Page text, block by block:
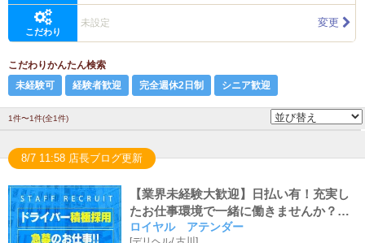
こだわり
未設定 変更
こだわりかんたん検索
未経験可
経験者歓迎 完全週休2日制 シニア歓迎
1件〜1件(全1件)
8/7 11:58 店長ブログ更新
【業界未経験大歓迎】日払い有！充実し
たお仕事環境で一緒に働きませんか？業
務拡大予定の為ご応募ください！
ロイヤル アテンダー